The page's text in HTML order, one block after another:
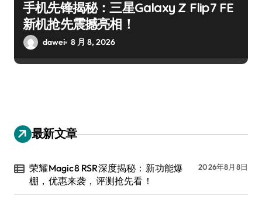
手机先锋揭秘：三星Galaxy Z Flip7 FE
新机抢先震撼亮相！
dawei 8 月 8, 2026
最新文章
荣耀Magic8 RSR深度揭秘：新功能爆
棚，优惠来袭，评测抢先看！
2026年8月8日